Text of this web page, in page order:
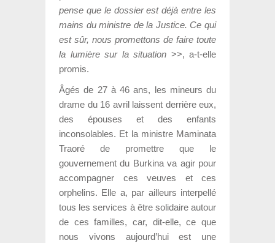
pense que le dossier est déjà entre les
mains du ministre de la Justice. Ce qui
est sûr, nous promettons de faire toute
la lumière sur la situation >>, a-t-elle
promis.
Âgés de 27 à 46 ans, les mineurs du
drame du 16 avril laissent derrière eux,
des épouses et des enfants
inconsolables. Et la ministre Maminata
Traoré de promettre que le
gouvernement du Burkina va agir pour
accompagner ces veuves et ces
orphelins. Elle a, par ailleurs interpellé
tous les services à être solidaire autour
de ces familles, car, dit-elle, ce que
nous vivons aujourd’hui est une